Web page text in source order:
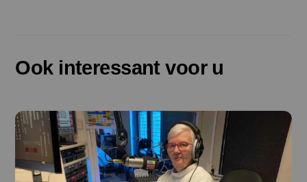
Ook interessant voor u